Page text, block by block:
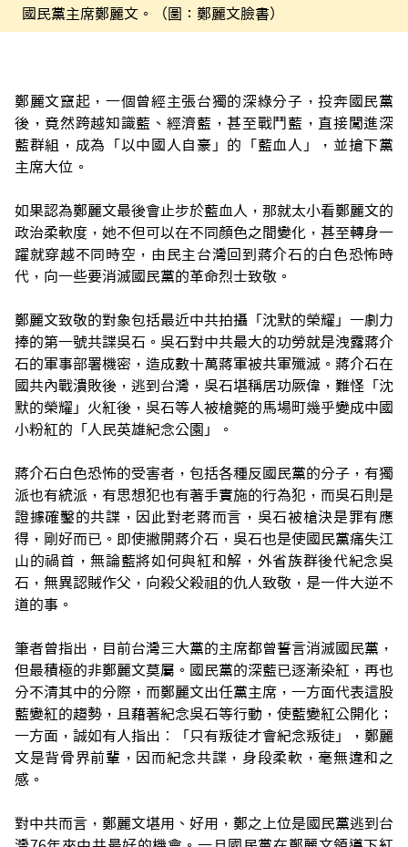
國民黨主席鄭麗文。（圖：鄭麗文臉書）
鄭麗文竄起，一個曾經主張台獨的深綠分子，投奔國民黨
後，竟然跨越知識藍、經濟藍，甚至戰鬥藍，直接闖進深
藍群組，成為「以中國人自豪」的「藍血人」，並搶下黨
主席大位。
如果認為鄭麗文最後會止步於藍血人，那就太小看鄭麗文的
政治柔軟度，她不但可以在不同顏色之間變化，甚至轉身一
躍就穿越不同時空，由民主台灣回到蔣介石的白色恐怖時
代，向一些要消滅國民黨的革命烈士致敬。
鄭麗文致敬的對象包括最近中共拍攝「沈默的榮耀」一劇力
捧的第一號共諜吳石。吳石對中共最大的功勞就是洩露蔣介
石的軍事部署機密，造成數十萬蔣軍被共軍殲滅。蔣介石在
國共內戰潰敗後，逃到台灣，吳石堪稱居功厥偉，難怪「沈
默的榮耀」火紅後，吳石等人被槍斃的馬場町幾乎變成中國
小粉紅的「人民英雄紀念公園」。
蔣介石白色恐怖的受害者，包括各種反國民黨的分子，有獨
派也有統派，有思想犯也有著手實施的行為犯，而吳石則是
證據確鑿的共諜，因此對老蔣而言，吳石被槍決是罪有應
得，剛好而已。即使撇開蔣介石，吳石也是使國民黨痛失江
山的禍首，無論藍將如何與紅和解，外省族群後代紀念吳
石，無異認賊作父，向殺父殺祖的仇人致敬，是一件大逆不
道的事。
筆者曾指出，目前台灣三大黨的主席都曾誓言消滅國民黨，
但最積極的非鄭麗文莫屬。國民黨的深藍已逐漸染紅，再也
分不清其中的分際，而鄭麗文出任黨主席，一方面代表這股
藍變紅的趨勢，且藉著紀念吳石等行動，使藍變紅公開化；
一方面，誠如有人指出︰「只有叛徒才會紀念叛徒」，鄭麗
文是背骨界前輩，因而紀念共諜，身段柔軟，毫無違和之
感。
對中共而言，鄭麗文堪用、好用，鄭之上位是國民黨逃到台